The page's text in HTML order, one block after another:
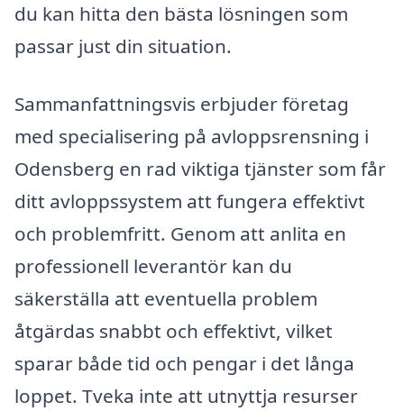
du kan hitta den bästa lösningen som
passar just din situation.
Sammanfattningsvis erbjuder företag
med specialisering på avloppsrensning i
Odensberg en rad viktiga tjänster som får
ditt avloppssystem att fungera effektivt
och problemfritt. Genom att anlita en
professionell leverantör kan du
säkerställa att eventuella problem
åtgärdas snabbt och effektivt, vilket
sparar både tid och pengar i det långa
loppet. Tveka inte att utnyttja resurser